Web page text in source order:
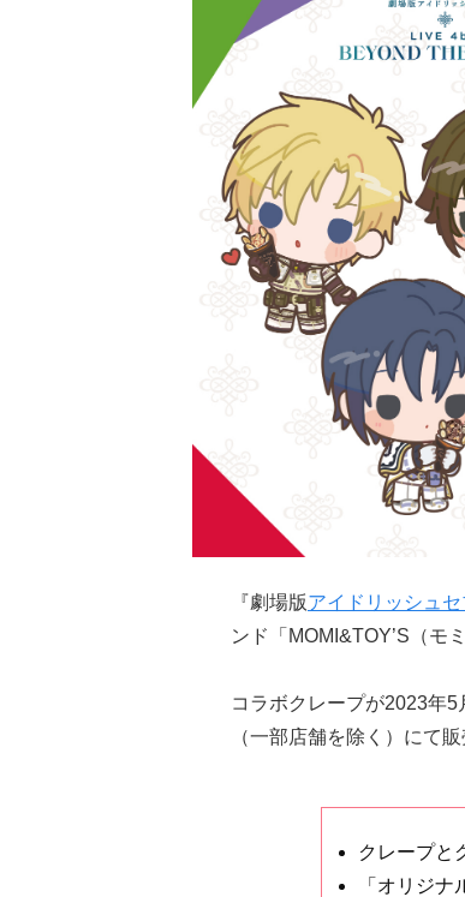
『劇場版アイドリッシュセ
ンド「MOMI&TOY’S（モ
コラボクレープが2023年
（一部店舗を除く）にて販
クレープと
「オリジ